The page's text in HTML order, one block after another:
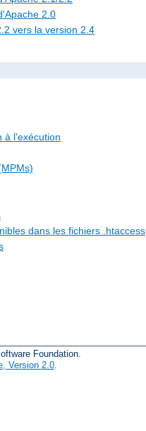
2.0
vers la version 2.4
à l'exécution
dans les fichiers .htaccess
Foundation.
Version 2.0